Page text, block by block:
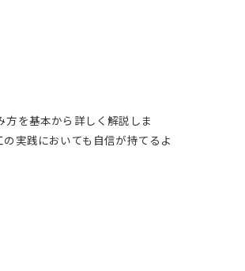
を基本から詳しく解説しま
実践においても自信が持てるよ